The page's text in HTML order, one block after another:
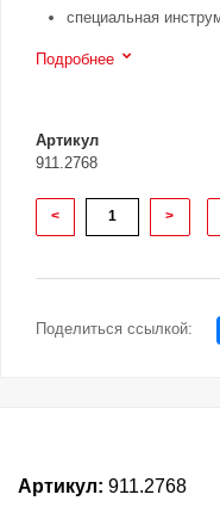
специальная
Подробнее
Артикул
911.2768
< >
Поделиться ссылкой:
Артикул: 911.2768